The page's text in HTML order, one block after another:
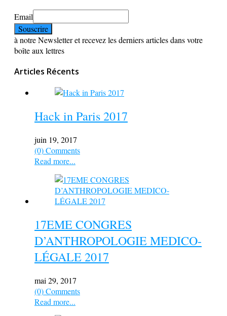
Email
à notre Newsletter et recevez les derniers articles dans votre
boîte aux lettres
Articles Récents
Hack in Paris 2017
juin 19, 2017
(0) Comments
Read more...
17EME CONGRES
D’ANTHROPOLOGIE MEDICO-
LÉGALE 2017
mai 29, 2017
(0) Comments
Read more...